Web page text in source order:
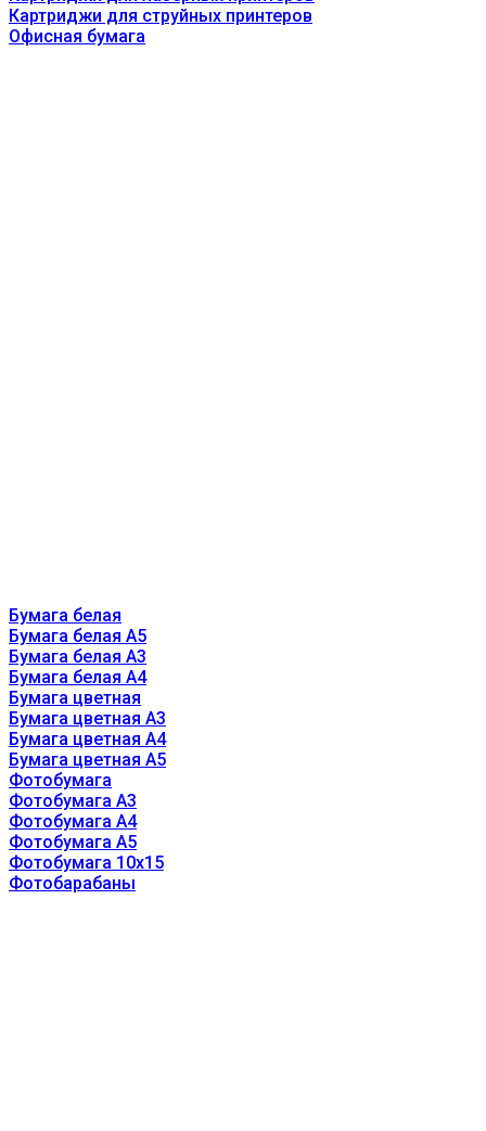
Картриджи для струйных принтеров
Офисная бумага
Бумага белая
Бумага белая А5
Бумага белая А3
Бумага белая А4
Бумага цветная
Бумага цветная А3
Бумага цветная А4
Бумага цветная А5
Фотобумага
Фотобумага А3
Фотобумага А4
Фотобумага А5
Фотобумага 10х15
Фотобарабаны